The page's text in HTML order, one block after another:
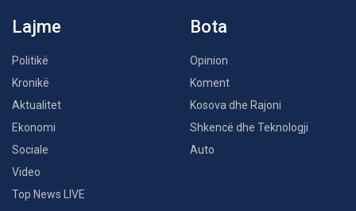
Lajme
Politikë
Kronikë
Aktualitet
Ekonomi
Sociale
Video
Top News LIVE
Bota
Opinion
Koment
Kosova dhe Rajoni
Shkencë dhe Teknologji
Auto